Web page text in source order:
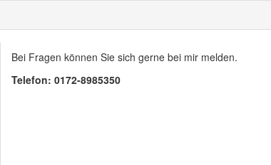
Bei Fragen können Sie sich gerne bei mir melden.
Telefon: 0172-8985350